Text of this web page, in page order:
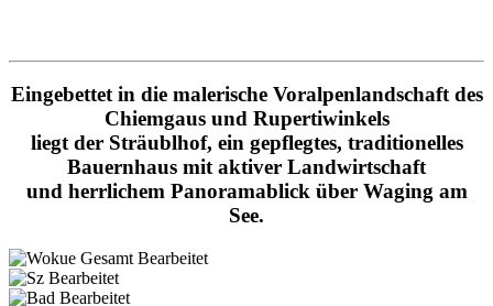
Eingebettet in die malerische Voralpenlandschaft des
Chiemgaus und Rupertiwinkels
liegt der Sträublhof, ein gepflegtes, traditionelles
Bauernhaus mit aktiver Landwirtschaft
und herrlichem Panoramablick über Waging am
See.